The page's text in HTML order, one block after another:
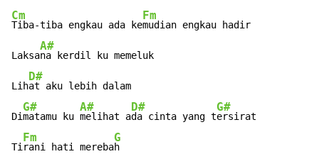
Cm
Tiba-tiba engkau ada ke
Fm
mudian engkau hadir
Laksa
A#
na kerdil ku memeluk
Lih
D#
at aku lebih dalam
Di
G#
matamu ku
A#
melihat a
D#
da cinta yang t
G#
ersirat
Ti
Fm
rani hati mereba
G
h